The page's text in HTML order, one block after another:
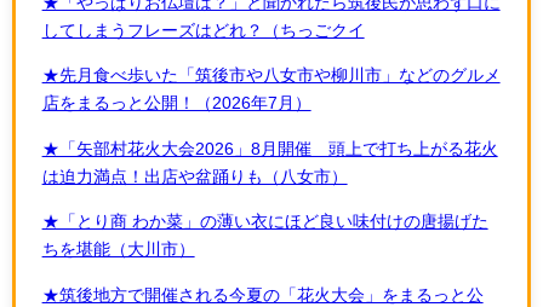
してしまうフレーズはどれ？（ちっごクイ
★先月食べ歩いた「筑後市や八女市や柳川市」などのグルメ
店をまるっと公開！（2026年7月）
★「矢部村花火大会2026」8月開催 頭上で打ち上がる花火
は迫力満点！出店や盆踊りも（八女市）
★「とり商 わか菜」の薄い衣にほど良い味付けの唐揚げた
ちを堪能（大川市）
★筑後地方で開催される今夏の「花火大会」をまるっと公